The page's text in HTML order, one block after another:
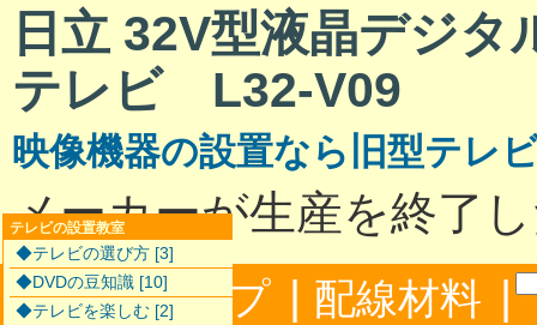
日立 32V型液晶デジタ
テレビ L32-V09
映像機器の設置なら旧型テレ
メーカーが生産を終了
サイトマップ | 配線材料 |
テレビの設置教室
◆テレビの選び方 [3]
◆DVDの豆知識 [10]
◆テレビを楽しむ [2]